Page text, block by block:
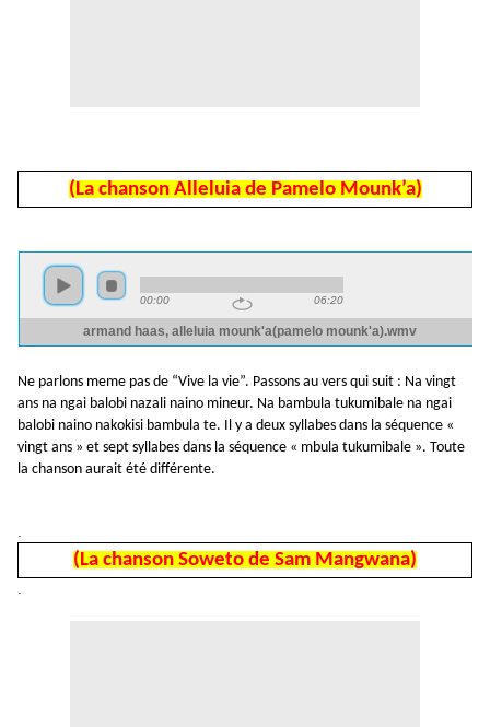
(La chanson Alleluia de Pamelo Mounk’a)
Ne parlons meme pas de “Vive la vie”. Passons au vers qui suit : Na vingt
ans na ngai balobi nazali naino mineur. Na bambula tukumibale na ngai
balobi naino nakokisi bambula te. Il y a deux syllabes dans la séquence «
vingt ans » et sept syllabes dans la séquence « mbula tukumibale ». Toute
la chanson aurait été différente.
(La chanson Soweto de Sam Mangwana)